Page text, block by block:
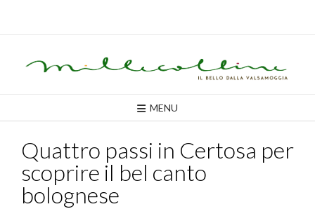
MENU
Quattro passi in Certosa per
scoprire il bel canto
bolognese